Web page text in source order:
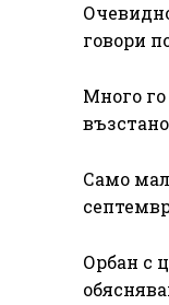
говори
Много
Само
Орбан с